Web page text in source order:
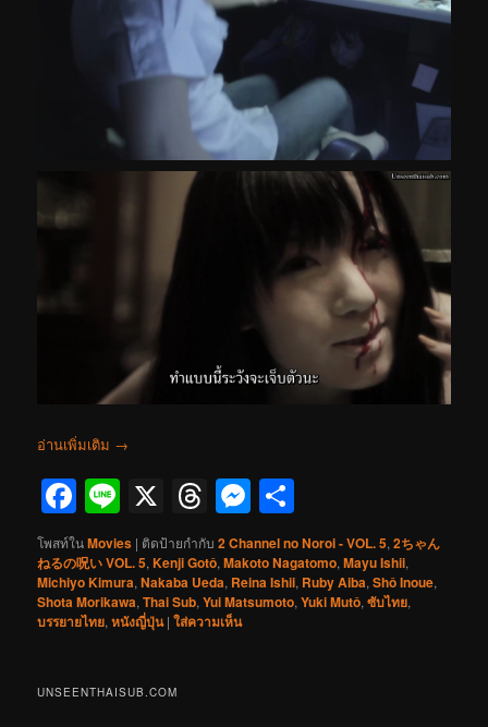
อ่านเพิ่มเติม →
Facebook
Line
X Threads
Messenger
โพสท์ในMovies | ติดป้ายกำกับ 2 Channel no Noroi - VOL. 5,2ちゃん
ねるの呪い VOL. 5,Kenji Gotô,Makoto Nagatomo,Mayu Ishii,
Michiyo Kimura,Nakaba Ueda, Reina Ishii, Ruby Aiba,Shô Inoue,
Shota Morikawa,Thai Sub,Yui Matsumoto,Yuki Mutô,ซับไทย,
บรรยายไทย,หนังญี่ปุ่น |ใส่ความเห็น
UNSEENTHAISUB.COM